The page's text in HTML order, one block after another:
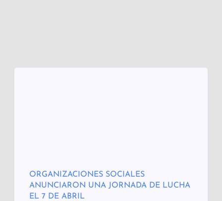
ORGANIZACIONES SOCIALES
ANUNCIARON UNA JORNADA DE LUCHA
EL 7 DE ABRIL